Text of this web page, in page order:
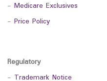
- Medicare Exclusives
- Price Policy
Regulatory
- Trademark Notice